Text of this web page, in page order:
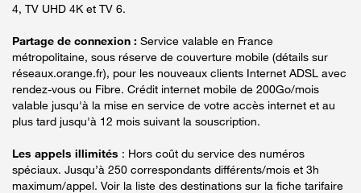
4, TV UHD 4K et TV 6.
Partage de connexion : Service valable en France
métropolitaine, sous réserve de couverture mobile (détails sur
réseaux.orange.fr), pour les nouveaux clients Internet ADSL avec
rendez-vous ou Fibre. Crédit internet mobile de 200Go/mois
valable jusqu'à la mise en service de votre accès internet et au
plus tard jusqu'à 12 mois suivant la souscription.
Les appels illimités : Hors coût du service des numéros
spéciaux. Jusqu’à 250 correspondants différents/mois et 3h
maximum/appel. Voir la liste des destinations sur la fiche tarifaire